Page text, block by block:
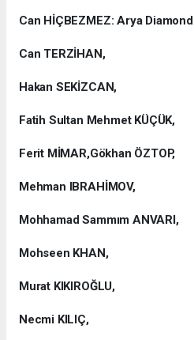
Can HİÇBEZMEZ: Arya Diamond
Can TERZİHAN,
Hakan SEKİZCAN,
Fatih Sultan Mehmet KÜÇÜK,
Ferit MİMAR,Gökhan ÖZTOP,
Mehman IBRAHİMOV,
Mohhamad Sammım ANVARI,
Mohseen KHAN,
Murat KIKIROĞLU,
Necmi KILIÇ,